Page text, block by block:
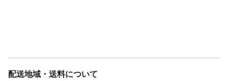
配送地域・送料について